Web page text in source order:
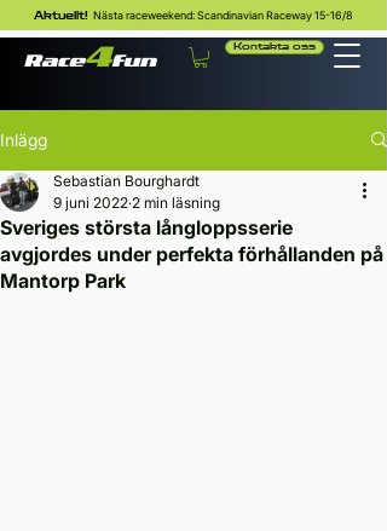
Aktuellt! Nästa raceweekend: Scandinavian Raceway 15-16/8
Kontakta oss
Inlägg
Sveriges största långloppsserie
avgjordes under perfekta förhållanden på
Mantorp Park
Sebastian Bourghardt
9 juni 2022 2 min läsning